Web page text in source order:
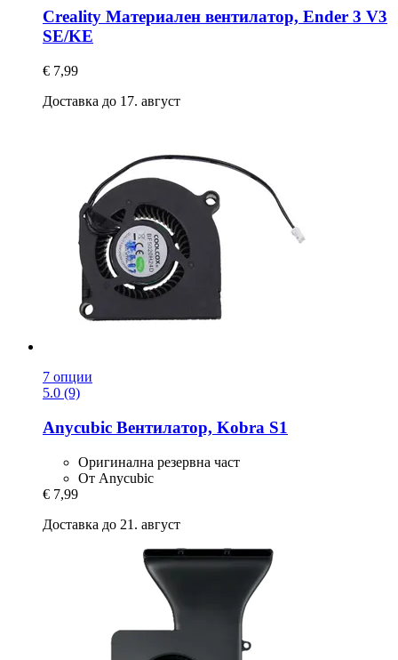
Creality Материален вентилатор, Ender 3 V3
SE/KE
€ 7,99
Доставка до 17. август
7 опции
5.0 (9)
Anycubic Вентилатор, Kobra S1
Оригинална резервна част
От Anycubic
€ 7,99
Доставка до 21. август